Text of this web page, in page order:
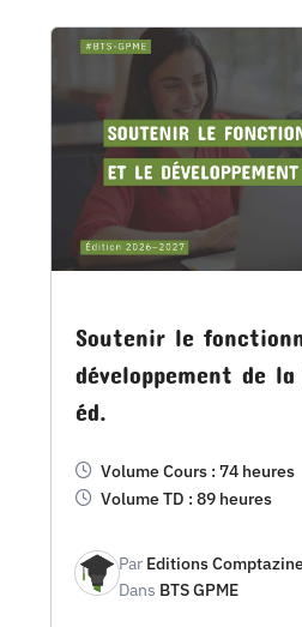
Soutenir le
développement de
éd.
Volume Cours : 74 heures
Volume TD : 89 heures
Par Editions
Dans BTS GPME